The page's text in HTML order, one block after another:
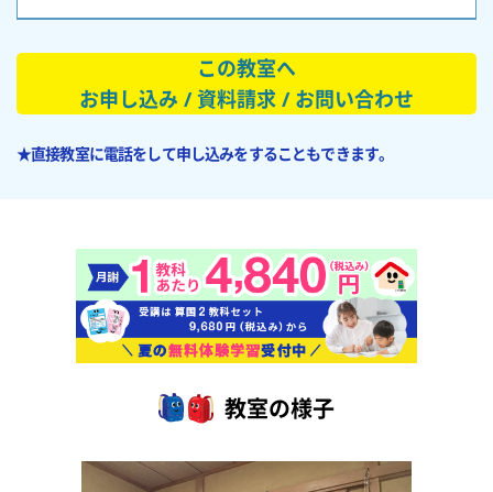
この教室へ
お申し込み / 資料請求 / お問い合わせ
★直接教室に電話をして申し込みをすることもできます。
教室の様子